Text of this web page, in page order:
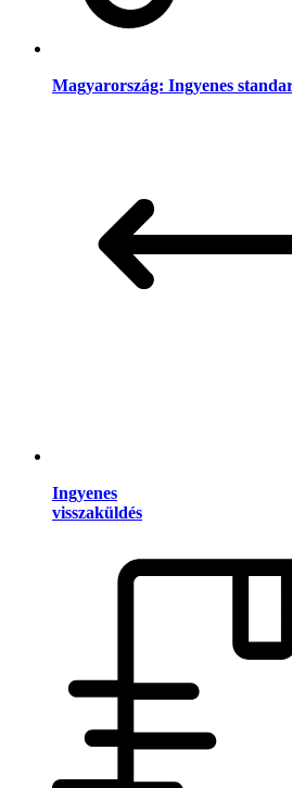
Magyarország: Ingyenes
Ingyenes
visszaküldés